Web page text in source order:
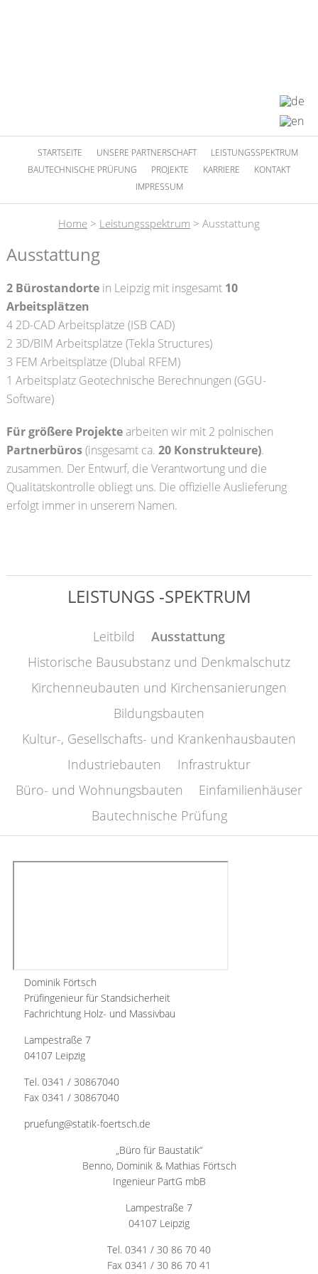
STARTSEITE UNSERE PARTNERSCHAFT
LEISTUNGSSPEKTRUM
BAUTECHNISCHE PRÜFUNG
PROJEKTE KARRIERE
KONTAKT
IMPRESSUM
Home > Leistungsspektrum > Ausstattung
Ausstattung
2 Bürostandortein Leipzig mit insgesamt 10
Arbeitsplätzen
4 2D-CAD Arbeitsplätze (ISB CAD)
2 3D/BIM Arbeitsplätze (Tekla Structures)
3 FEM Arbeitsplätze (Dlubal RFEM)
1 Arbeitsplatz Geotechnische Berechnungen (GGU-
Software)
Für größere Projektearbeiten wir mit 2 polnischen
Partnerbüros(insgesamt ca. 20 Konstrukteure).
zusammen. Der Entwurf, die Verantwortung und die
Qualitätskontrolle obliegt uns. Die offizielle Auslieferung
erfolgt immer in unserem Namen.
LEISTUNGS -SPEKTRUM
Leitbild
Ausstattung
Historische Bausubstanz und Denkmalschutz
Kirchenneubauten und Kirchensanierungen
Bildungsbauten
Kultur-, Gesellschafts- und Krankenhausbauten
Industriebauten
Infrastruktur
Büro- und Wohnungsbauten
Einfamilienhäuser
Bautechnische Prüfung
Dominik Förtsch
Prüfingenieur für Standsicherheit
Fachrichtung Holz- und Massivbau
Lampestraße 7
04107 Leipzig
Tel. 0341 / 30867040
Fax 0341 / 30867040
pruefung@statik-foertsch.de
„Büro für Baustatik“
Benno, Dominik & Mathias Förtsch
Ingenieur PartG mbB
Lampestraße 7
04107 Leipzig
Tel. 0341 / 30 86 70 40
Fax 0341 / 30 86 70 41